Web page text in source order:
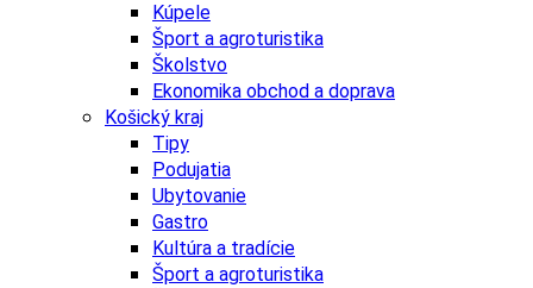
Kúpele
Šport a agroturistika
Školstvo
Ekonomika obchod a doprava
Košický kraj
Tipy
Podujatia
Ubytovanie
Gastro
Kultúra a tradície
Šport a agroturistika